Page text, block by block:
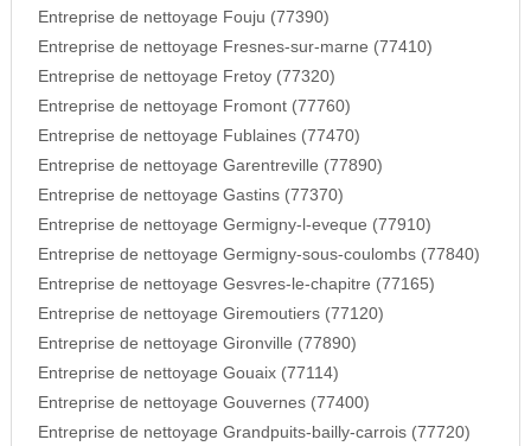
Entreprise de nettoyage Fouju (77390)
Entreprise de nettoyage Fresnes-sur-marne (77410)
Entreprise de nettoyage Fretoy (77320)
Entreprise de nettoyage Fromont (77760)
Entreprise de nettoyage Fublaines (77470)
Entreprise de nettoyage Garentreville (77890)
Entreprise de nettoyage Gastins (77370)
Entreprise de nettoyage Germigny-l-eveque (77910)
Entreprise de nettoyage Germigny-sous-coulombs (77840)
Entreprise de nettoyage Gesvres-le-chapitre (77165)
Entreprise de nettoyage Giremoutiers (77120)
Entreprise de nettoyage Gironville (77890)
Entreprise de nettoyage Gouaix (77114)
Entreprise de nettoyage Gouvernes (77400)
Entreprise de nettoyage Grandpuits-bailly-carrois (77720)